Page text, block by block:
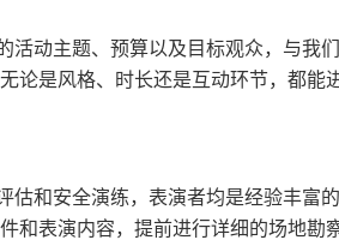
活动主题、预算以及目标观众，与我
论是风格、时长还是互动环节，都能
估和安全演练，表演者均是经验丰富
和表演内容，提前进行详细的场地勘